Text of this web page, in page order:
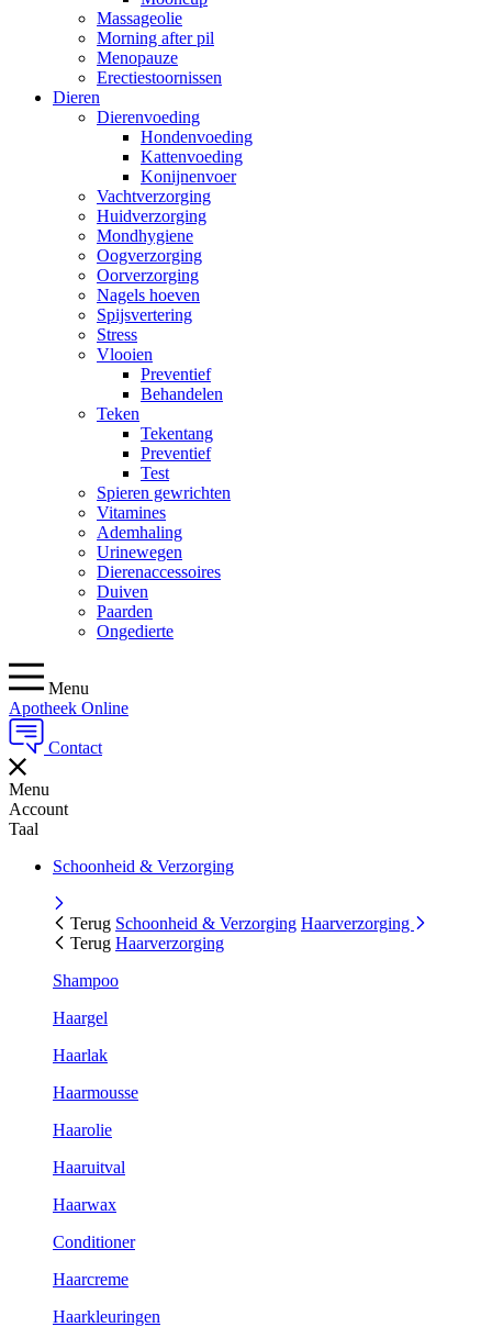
Massageolie
Morning after pil
Menopauze
Erectiestoornissen
Dieren
Dierenvoeding
Hondenvoeding
Kattenvoeding
Konijnenvoer
Vachtverzorging
Huidverzorging
Mondhygiene
Oogverzorging
Oorverzorging
Nagels hoeven
Spijsvertering
Stress
Vlooien
Preventief
Behandelen
Teken
Tekentang
Preventief
Test
Spieren gewrichten
Vitamines
Ademhaling
Urinewegen
Dierenaccessoires
Duiven
Paarden
Ongedierte
Menu
Apotheek Online
Contact
Menu
Account
Taal
Schoonheid & Verzorging
Terug Schoonheid & Verzorging Haarverzorging
Terug Haarverzorging
Shampoo
Haargel
Haarlak
Haarmousse
Haarolie
Haaruitval
Haarwax
Conditioner
Haarcreme
Haarkleuringen